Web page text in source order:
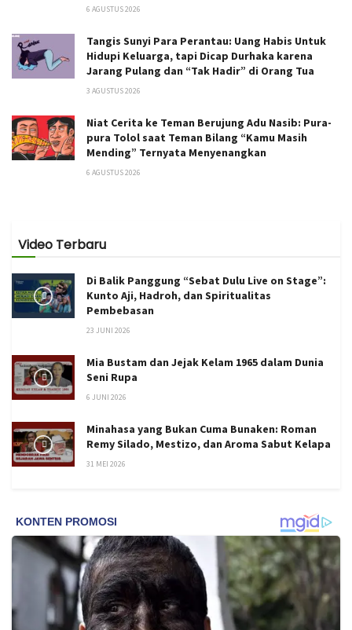
6 AGUSTUS 2026
Tangis Sunyi Para Perantau: Uang Habis Untuk
Hidupi Keluarga, tapi Dicap Durhaka karena
Jarang Pulang dan “Tak Hadir” di Orang Tua
3 AGUSTUS 2026
Niat Cerita ke Teman Berujung Adu Nasib: Pura-
pura Tolol saat Teman Bilang “Kamu Masih
Mending” Ternyata Menyenangkan
6 AGUSTUS 2026
Video Terbaru
Di Balik Panggung “Sebat Dulu Live on Stage”:
Kunto Aji, Hadroh, dan Spiritualitas
Pembebasan
23 JUNI 2026
Mia Bustam dan Jejak Kelam 1965 dalam Dunia
Seni Rupa
6 JUNI 2026
Minahasa yang Bukan Cuma Bunaken: Roman
Remy Silado, Mestizo, dan Aroma Sabut Kelapa
31 MEI 2026